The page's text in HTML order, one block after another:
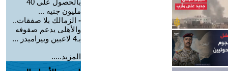
بالحصول على 40
مليون جنيه ...
- الزمالك بلا صفقات..
والأهلى يدعم صفوفه
بـ4 لاعبين وبيراميدز ...
المزيد.....